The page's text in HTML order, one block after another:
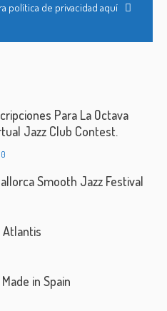
política de privacidad aquí
Para La Octava
Jazz Club Contest.
0
Smooth Jazz Festival
Atlantis
in Spain